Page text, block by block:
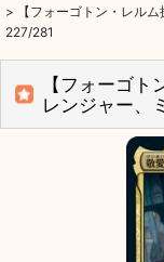
>
【フォーゴトン・レル
227/281
【フォーゴ
レンジャー